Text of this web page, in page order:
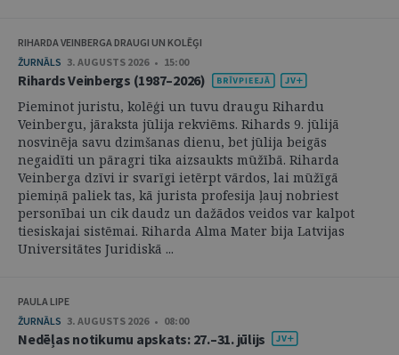
RIHARDA VEINBERGA DRAUGI UN KOLĒĢI
ŽURNĀLS 3. AUGUSTS 2026 • 15:00
Rihards Veinbergs (1987–2026)
Pieminot juristu, kolēģi un tuvu draugu Rihardu
Veinbergu, jāraksta jūlija rekviēms. Rihards 9. jūlijā
nosvinēja savu dzimšanas dienu, bet jūlija beigās
negaidīti un pāragri tika aizsaukts mūžībā. Riharda
Veinberga dzīvi ir svarīgi ietērpt vārdos, lai mūžīgā
piemiņā paliek tas, kā jurista profesija ļauj nobriest
personībai un cik daudz un dažādos veidos var kalpot
tiesiskajai sistēmai. Riharda Alma Mater bija Latvijas
Universitātes Juridiskā ...
PAULA LIPE
ŽURNĀLS 3. AUGUSTS 2026 • 08:00
Nedēļas notikumu apskats: 27.–31. jūlijs